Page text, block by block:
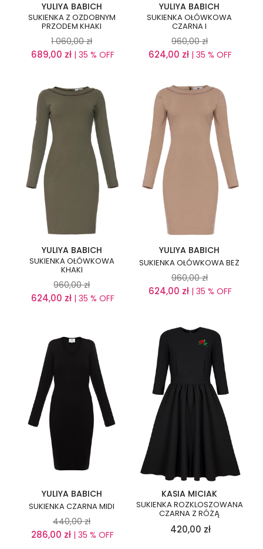
YULIYA BABICH
SUKIENKA Z OZDOBNYM
PRZODEM KHAKI
1 060,00 zł
689,00 zł| 35 % OFF
YULIYA BABICH
SUKIENKA OŁÓWKOWA
CZARNA I
960,00 zł
624,00 zł | 35 % OFF
YULIYA BABICH
SUKIENKA OŁÓWKOWA
KHAKI
960,00 zł
624,00 zł| 35 % OFF
YULIYA BABICH
SUKIENKA OŁÓWKOWA BEŻ
960,00 zł
624,00 zł | 35 % OFF
YULIYA BABICH
SUKIENKA CZARNA MIDI
440,00 zł
286,00 zł | 35 % OFF
KASIA MICIAK
SUKIENKA ROZKLOSZOWANA
CZARNA Z RÓŻĄ
420,00 zł